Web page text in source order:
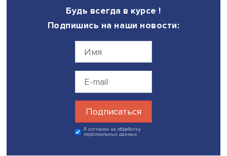
добровольчества, благотворительности и НКО в
мире, площадка формирования культуры
и неравнодушия. Целью Форума является
эффективной помощи людям.Международная
#МЫВМЕСТЕ — флагманский проект мирового
Премия объединила традиции всероссийского
«Доброволец России», наследие общероссийской
#МЫВМЕСТЕ и концепцию международного конкурса
достижений и общественного признания, который
предлагает разнообразные форматы поддержки
эффективных общественно значимых проектов,
международного проекта на встрече с президентом